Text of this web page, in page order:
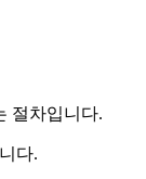
절차입니다.
다.